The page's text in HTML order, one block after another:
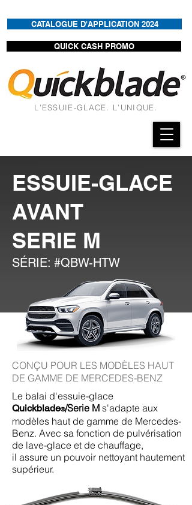
CATALOGUE D'APPLICATION 2024
QUICK CASH PROMO
L’ESSUIE-GLACE. L’UNIQUE.
ESSUIE-GLACE
AVANT
SERIE M
SÉRIE: #QBW-HTW
CONÇU POUR LES MODÈLES HAUT
DE GAMME DE MERCEDES-BENZ
Le balai d'essuie-glace
Quickblade®/Serie M s'adapte aux
modèles haut de gamme de Mercedes-
Benz. Avec sa fonction de pulvérisation
de lave-glace et de chauffage,
il assure un pouvoir nettoyant hautement
supérieur.